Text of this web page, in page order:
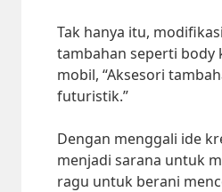
Tak hanya itu,
tambahan seperti body
mobil, “Aksesori
futuristik.”
Dengan menggali ide
menjadi sarana untuk
ragu untuk berani